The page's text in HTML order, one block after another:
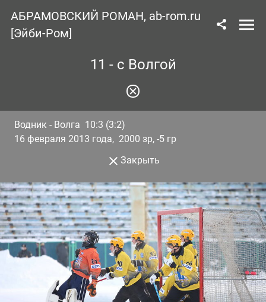
АБРАМОВСКИЙ РОМАН, ab-rom.ru
[Эйби-Ром]
11 - с Волгой
Водник - Волга 10:3 (3:2)
16 февраля 2013 года, 2000 зр, -5 гр
Закрыть